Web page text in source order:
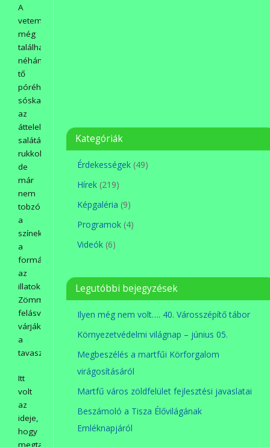
A
veteményesekben
még
található
néhány
tő
póréhagyma,
sóska,
az
áttelelő
saláták,
rukkolák,
de
már
nem
tobzódnak
a
színek,
a
formák,
az
illatok.
Zömmel
felásva/szántva/kitakarítva
várják
a
tavaszt.
Itt
volt
az
ideje,
hogy
megtartsuk
Kategóriák
Érdekességek (49)
Hírek (219)
Képgaléria (9)
Programok (4)
Videók (6)
Legutóbbi bejegyzések
Ilyen még nem volt…. 40. Városszépítő tábor
Környezetvédelmi világnap – június 05.
Megbeszélés a martfűi Körforgalom
virágosításáról
Martfű város zöldfelület fejlesztési javaslatai
Beszámoló a Tisza Élővilágának
Emléknapjáról